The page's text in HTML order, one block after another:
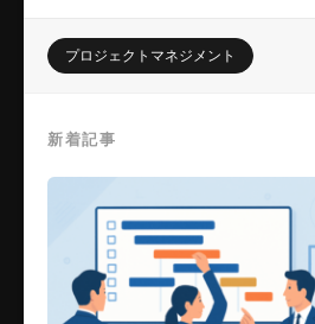
プロジェクトマネジメント
新着記事